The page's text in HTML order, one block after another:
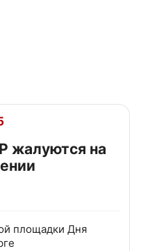
жалуются на
площадки Дня